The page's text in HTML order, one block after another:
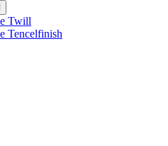
Twill
Tencelfinish